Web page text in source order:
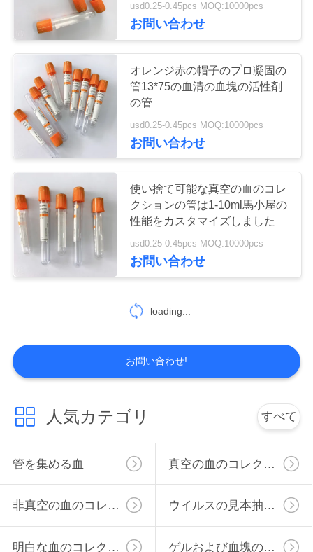
を
求
な
さ
い
地
PRIVACY
POLICY
PTの管
ブドウ糖の血の管
リチウム ヘパリン
の管
49
usd0.25-0.45pcs MOQ:10000pcs
お問い合わせ
オレンジ赤の帽子のプロ凝固の
管13*75の血清の血塊の活性剤
の管
usd0.25-0.45pcs MOQ:10000pcs
お問い合わせ
使い捨て可能な真空の血のコレ
クションの管は1-10ml馬小屋の
性能をカスタマイズしました
usd0.25-0.45pcs MOQ:10000pcs
お問い合わせ
loading...
お問い合わせ!
人気カテゴリ すべて
管を集める血 真空の血のコレクションの管
非真空の血のコレクションの管 ウイルスの見本抽出管
明白な血のコレクションの管 ゲルおよび血塊の活性剤の管